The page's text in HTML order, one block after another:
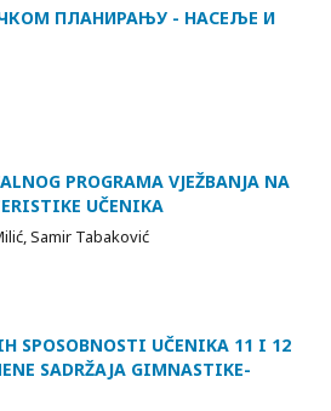
ПЛАНИРАЊУ - НАСЕЉЕ И
PROGRAMA VJEŽBANJA NA
UČENIKA
Samir Tabaković
SPOSOBNOSTI UČENIKA 11 I 12
SADRŽAJA GIMNASTIKE-